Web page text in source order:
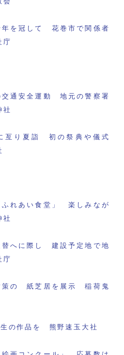
年を冠して 花巻市で関係者
庁
交通安全運動 地元の警察署
亙り夏詣 初の祭典や儀式
ふれあい食堂」 楽しみなが
替へに際し 建設予定地で地
庁
策の 紙芝居を展示 稲荷鬼
の作品を 熊野速玉大社